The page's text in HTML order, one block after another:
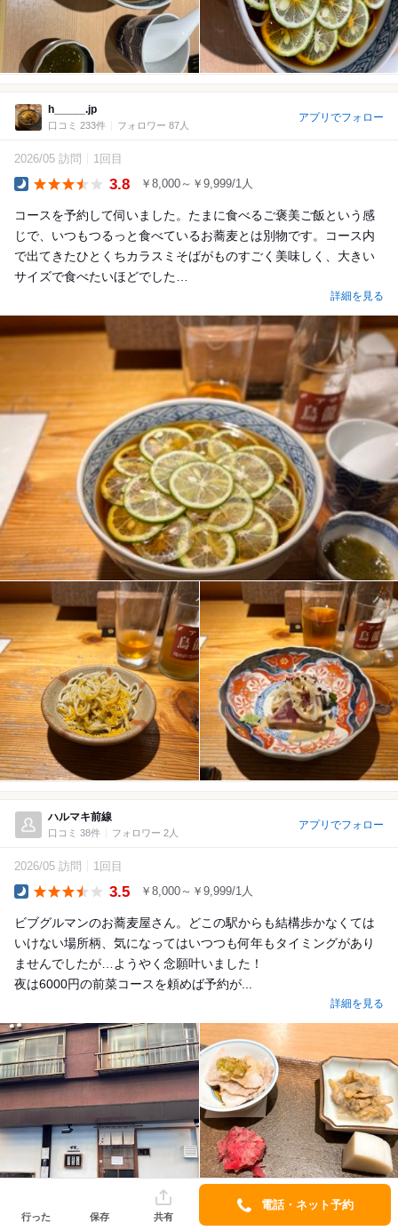
h_____.jp
口コミ 233件 フォロワー 87人
アプリでフォロー
2026/05 訪問 1回目
3.8 ￥8,000～￥9,999/1人
コースを予約して伺いました。たまに食べるご褒美ご飯という感
じで、いつもつるっと食べているお蕎麦とは別物です。コース内
で出てきたひとくちカラスミそばがものすごく美味しく、大きい
サイズで食べたいほどでした…
詳細を見る
ハルマキ前線
口コミ 38件 フォロワー 2人
アプリでフォロー
2026/05 訪問 1回目
3.5 ￥8,000～￥9,999/1人
ビブグルマンのお蕎麦屋さん。どこの駅からも結構歩かなくては
いけない場所柄、気になってはいつつも何年もタイミングがあり
ませんでしたが…ようやく念願叶いました！
夜は6000円の前菜コースを頼めば予約が...
詳細を見る
行った 保存 共有
電話・ネット予約